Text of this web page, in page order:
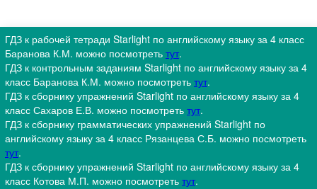
ГДЗ к рабочей тетради Starlight по английскому языку за 4 класс
Баранова К.М. можно посмотреть тут.
ГДЗ к контрольным заданиям Starlight по английскому языку за 4
класс Баранова К.М. можно посмотреть тут.
ГДЗ к сборнику упражнений Starlight по английскому языку за 4
класс Сахаров Е.В. можно посмотреть тут.
ГДЗ к сборнику грамматических упражнений Starlight по
английскому языку за 4 класс Рязанцева С.Б. можно посмотреть
тут.
ГДЗ к сборнику упражнений Starlight по английскому языку за 4
класс Котова М.П. можно посмотреть тут.